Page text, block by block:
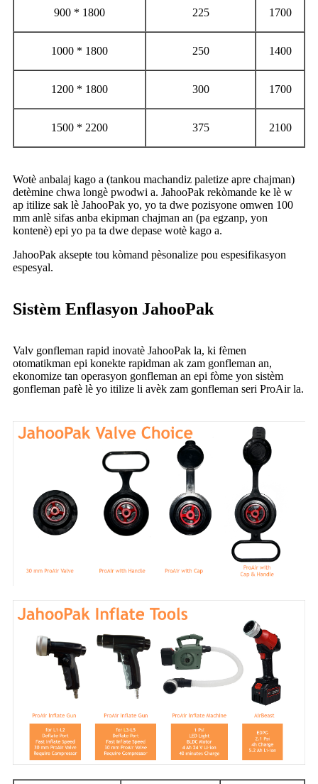
900 * 1800 225 1700
1000 * 1800 250 1400
1200 * 1800 300 1700
1500 * 2200 375 2100
Wotè anbalaj kago a (tankou machandiz paletize apre chajman)
detèmine chwa longè pwodwi a. JahooPak rekòmande ke lè w
ap itilize sak lè JahooPak yo, yo ta dwe pozisyone omwen 100
mm anlè sifas anba ekipman chajman an (pa egzanp, yon
kontenè) epi yo pa ta dwe depase wotè kago a.
JahooPak aksepte tou kòmand pèsonalize pou espesifikasyon
espesyal.
Sistèm Enflasyon JahooPak
Valv gonfleman rapid inovatè JahooPak la, ki fèmen
otomatikman epi konekte rapidman ak zam gonfleman an,
ekonomize tan operasyon gonfleman an epi fòme yon sistèm
gonfleman pafè lè yo itilize li avèk zam gonfleman seri ProAir la.